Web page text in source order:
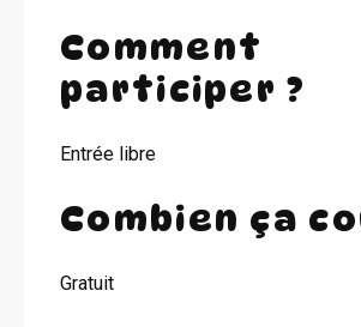
Comment
participer ?
Entrée libre
Combien ça
Gratuit